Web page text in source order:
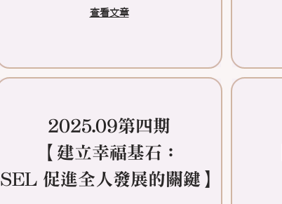
查看文章
2025.09第四期
​【建立幸福基石：
SEL 促進全人發展的關鍵】